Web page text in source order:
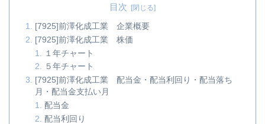
目次
[7925]前澤化成工業 企業概要
[7925]前澤化成工業 株価
１年チャート
５年チャート
[7925]前澤化成工業 配当金・配当利回り・配当落ち
月・配当金支払い月
配当金
配当利回り